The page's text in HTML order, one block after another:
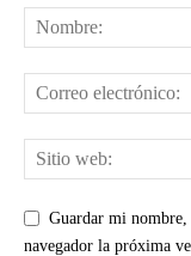
Guardar mi
navegador la próxima